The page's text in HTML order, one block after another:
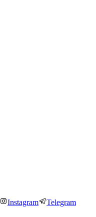
Instagram Telegram